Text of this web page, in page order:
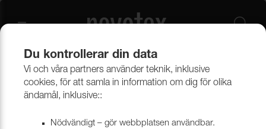
Beklädnadsmaterial Möbeltyger Alla möbeltyger
Du kontrollerar din data
Vi och våra partners använder teknik, inklusive
cookies, för att samla in information om dig för olika
ändamål, inklusive::
Nödvändigt – gör webbplatsen användbar.